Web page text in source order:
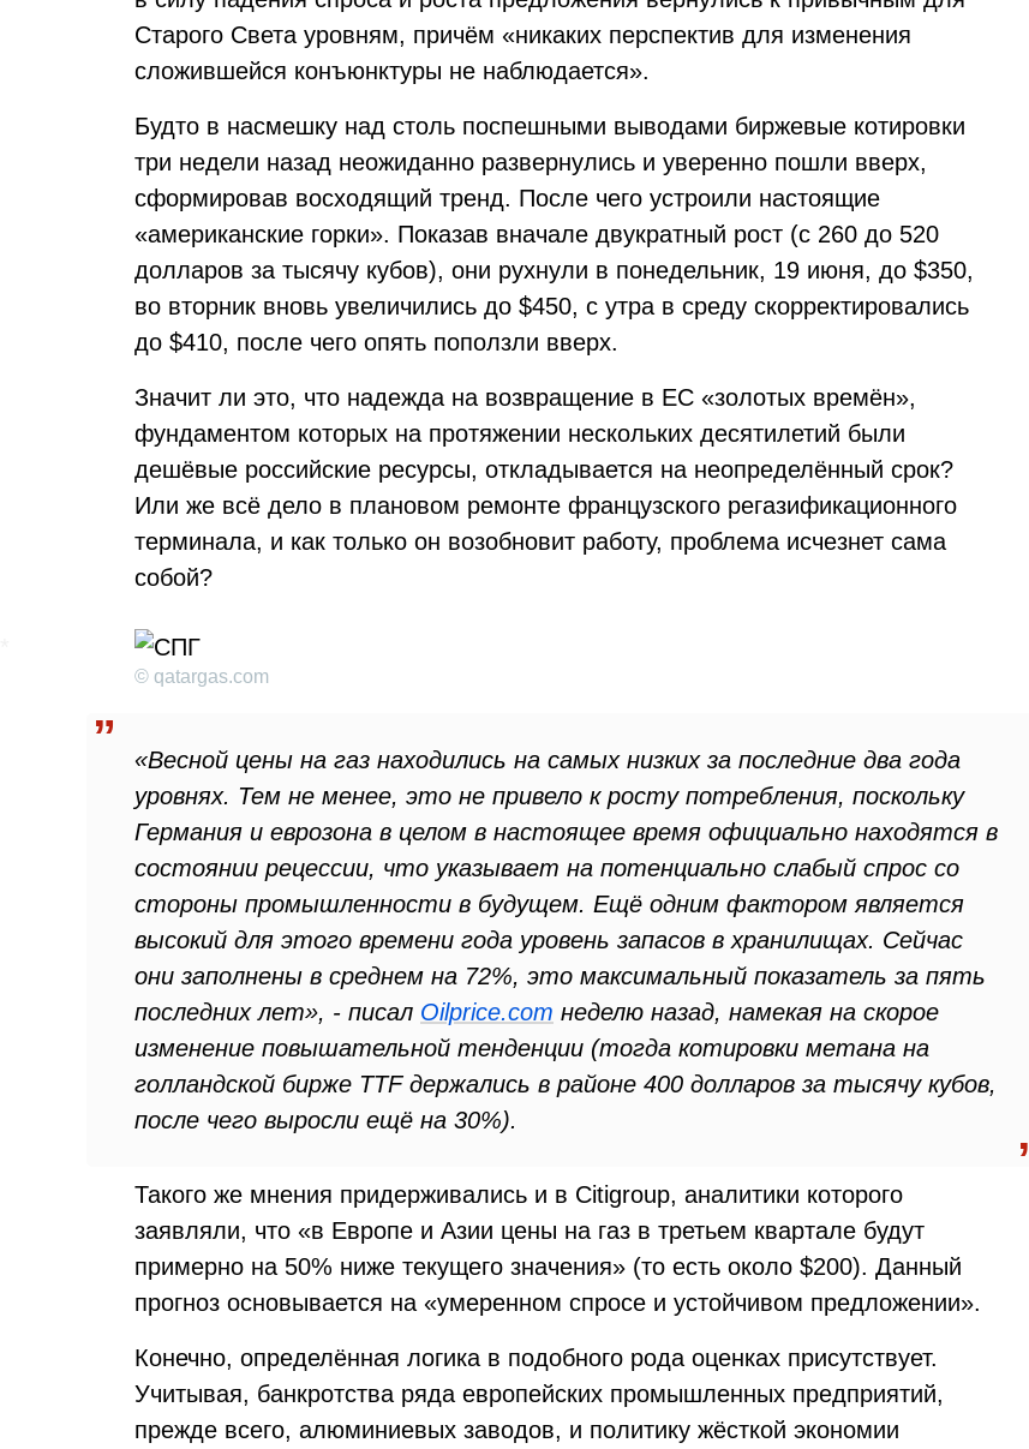
Старого Света уровням, причём «никаких перспектив для изменения
сложившейся конъюнктуры не наблюдается».
Будто в насмешку над столь поспешными выводами биржевые котировки
три недели назад неожиданно развернулись и уверенно пошли вверх,
сформировав восходящий тренд. После чего устроили настоящие
«американские горки». Показав вначале двукратный рост (с 260 до 520
долларов за тысячу кубов), они рухнули в понедельник, 19 июня, до $350,
во вторник вновь увеличились до $450, с утра в среду скорректировались
до $410, после чего опять поползли вверх.
Значит ли это, что надежда на возвращение в ЕС «золотых времён»,
фундаментом которых на протяжении нескольких десятилетий были
дешёвые российские ресурсы, откладывается на неопределённый срок?
Или же всё дело в плановом ремонте французского регазификационного
терминала, и как только он возобновит работу, проблема исчезнет сама
собой?
© qatargas.com
«Весной цены на газ находились на самых низких за последние два года
уровнях. Тем не менее, это не привело к росту потребления, поскольку
Германия и еврозона в целом в настоящее время официально находятся в
состоянии рецессии, что указывает на потенциально слабый спрос со
стороны промышленности в будущем. Ещё одним фактором является
высокий для этого времени года уровень запасов в хранилищах. Сейчас
они заполнены в среднем на 72%, это максимальный показатель за пять
последних лет», - писал Oilprice.com неделю назад, намекая на скорое
изменение повышательной тенденции (тогда котировки метана на
голландской бирже TTF держались в районе 400 долларов за тысячу кубов,
после чего выросли ещё на 30%).
Такого же мнения придерживались и в Citigroup, аналитики которого
заявляли, что «в Европе и Азии цены на газ в третьем квартале будут
примерно на 50% ниже текущего значения» (то есть около $200). Данный
прогноз основывается на «умеренном спросе и устойчивом предложении».
Конечно, определённая логика в подобного рода оценках присутствует.
Учитывая, банкротства ряда европейских промышленных предприятий,
прежде всего, алюминиевых заводов, и политику жёсткой экономии